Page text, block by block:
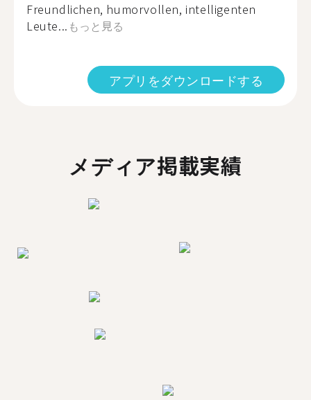
Freundlichen, humorvollen, intelligenten
Leute... もっと見る
アプリをダウンロードする
メディア掲載実績